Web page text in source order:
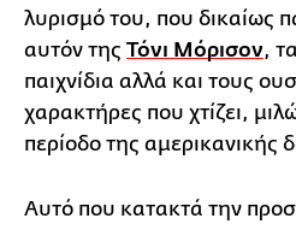
λυρισμό του, που δικαίως
αυτόν της Τόνι Μόρισον,
παιχνίδια αλλά και τους
χαρακτήρες που χτίζει,
περίοδο της αμερικανικής
Αυτό που κατακτά την